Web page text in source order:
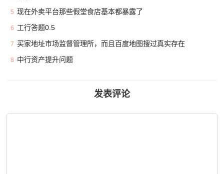
5 现在外卖平台那些假堂食店基本都暴露了
6 工行答题0.5
7 买家地址市场监督管理所，而且百度地图搜过真实存在
8 中行资产提升问题
发表评论